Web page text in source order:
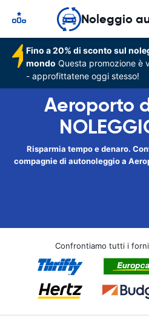
Noleggio
Fino a 20% di sconto sul
mondo Questa promozione è
- approfittatene oggi stesso!
Aeroporto
Risparmia tempo e denaro.
compagnie di autonoleggio a
Confrontiamo tutti i